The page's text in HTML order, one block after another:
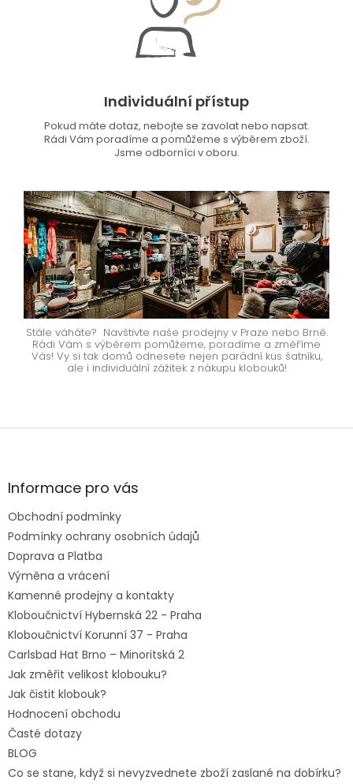
Individuální přístup
Pokud máte dotaz, nebojte se zavolat nebo napsat.
Rádi Vám poradíme a pomůžeme s výběrem zboží.
Jsme odborníci v oboru.
Stále váháte? Navštivte naše prodejny v Praze nebo Brně.
Rádi Vám s výběrem pomůžeme, poradíme a změříme
Vás! Vy si tak domů odnesete nejen parádní kus šatníku,
ale i individuální zážitek z nákupu klobouků!
Z
aInformace pro vás
Obchodní podmínky
Podmínky ochrany osobních údajů
Doprava a Platba
Výměna a vrácení
Kamenné prodejny a kontakty
Kloboučnictví Hybernská 22 - Praha
Kloboučnictví Korunní 37 - Praha
Carlsbad Hat Brno – Minoritská 2
Jak změřit velikost klobouku?
Jak čistit klobouk?
Hodnocení obchodu
Časté dotazy
BLOG
Co se stane, když si nevyzvednete zboží zaslané na dobírku?